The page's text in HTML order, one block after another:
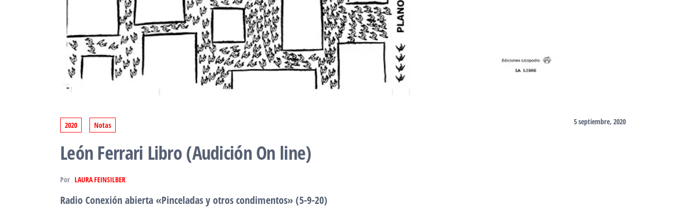
2020 Notas 5 septiembre, 2020
León Ferrari Libro (Audición On line)
Por LAURA FEINSILBER
Radio Conexión abierta «Pinceladas y otros condimentos» (5-9-20)